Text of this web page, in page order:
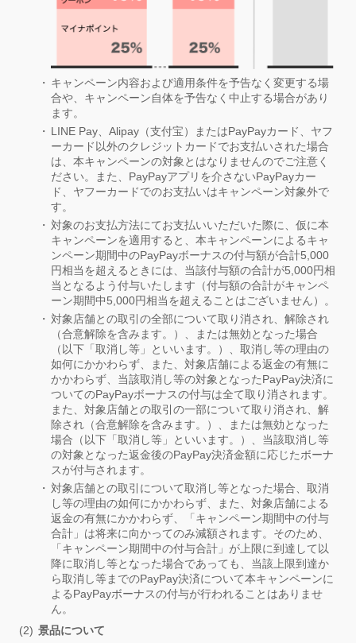
キャンペーン内容および適用条件を予告なく変更する場
合や、キャンペーン自体を予告なく中止する場合があり
ます。
LINE Pay、Alipay（支付宝）またはPayPayカード、ヤフ
ーカード以外のクレジットカードでお支払いされた場合
は、本キャンペーンの対象とはなりませんのでご注意く
ださい。また、PayPayアプリを介さないPayPayカー
ド、ヤフーカードでのお支払いはキャンペーン対象外で
す。
対象のお支払方法にてお支払いいただいた際に、仮に本
キャンペーンを適用すると、本キャンペーンによるキャ
ンペーン期間中のPayPayボーナスの付与額が合計5,000
円相当を超えるときには、当該付与額の合計が5,000円相
当となるよう付与いたします（付与額の合計がキャンペ
ーン期間中5,000円相当を超えることはございません）。
対象店舗との取引の全部について取り消され、解除され
（合意解除を含みます。）、または無効となった場合
（以下「取消し等」といいます。）、取消し等の理由の
如何にかかわらず、また、対象店舗による返金の有無に
かかわらず、当該取消し等の対象となったPayPay決済に
ついてのPayPayボーナスの付与は全て取り消されます。
また、対象店舗との取引の一部について取り消され、解
除され（合意解除を含みます。）、または無効となった
場合（以下「取消し等」といいます。）、当該取消し等
の対象となった返金後のPayPay決済金額に応じたボーナ
スが付与されます。
対象店舗との取引について取消し等となった場合、取消
し等の理由の如何にかかわらず、また、対象店舗による
返金の有無にかかわらず、「キャンペーン期間中の付与
合計」は将来に向かってのみ減額されます。そのため、
「キャンペーン期間中の付与合計」が上限に到達して以
降に取消し等となった場合であっても、当該上限到達か
ら取消し等までのPayPay決済について本キャンペーンに
よるPayPayボーナスの付与が行われることはありませ
ん。
景品について